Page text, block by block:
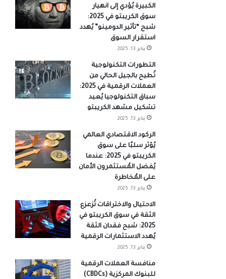
الكبيرة يُؤدي إلى انهيار
سوق الكريبتو في 2025:
شبح “تأثير الدومينو” يُهدد
استقرار السوق
يناير 13, 2025
التطورات التكنولوجية
تُطيح بالجيل الحالي من
العملات الرقمية في 2025:
سباق التكنولوجيا يُعيد
تشكيل مشهد الكريبتو
يناير 13, 2025
الركود الاقتصادي العالمي
يُؤثر سلبًا على سوق
الكريبتو في 2025: عندما
يُفضل المُستثمرون الأمان
على المُخاطرة
يناير 13, 2025
الاحتيال والاختراقات تُزعزع
الثقة في سوق الكريبتو في
2025: شبح فقدان الثقة
يُهدد الاستثمارات الرقمية
يناير 13, 2025
منافسة العملات الرقمية
للبنوك المركزية (CBDCs)